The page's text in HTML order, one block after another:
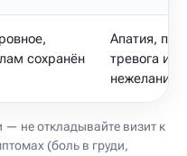
сохранён
Апатия,
тревога
нежелании
— не откладывайте визит к
(боль в груди,